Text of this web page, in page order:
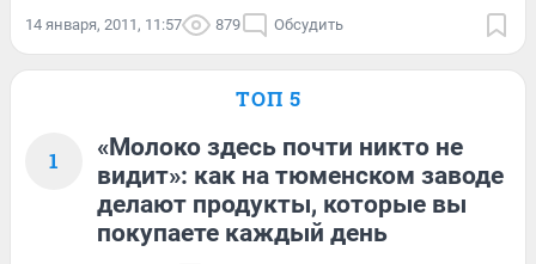
14 января, 2011, 11:57 879 Обсудить
ТОП 5
1
«Молоко здесь почти никто не
видит»: как на тюменском заводе
делают продукты, которые вы
покупаете каждый день